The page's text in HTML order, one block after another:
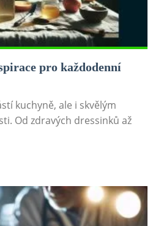
pro každodenní
kuchyně, ale i skvělým
Od zdravých dressinků až